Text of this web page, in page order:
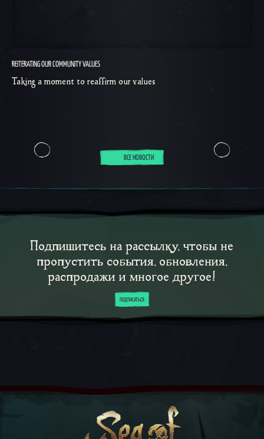
REITERATING OUR COMMUNITY VALUES
Taking a moment to reaffirm our values
ВСЕ НОВОСТИ
Подпишитесь на рассылку, чтобы не
пропустить события, обновления,
распродажи и многое другое!
ПОДПИСАТЬСЯ